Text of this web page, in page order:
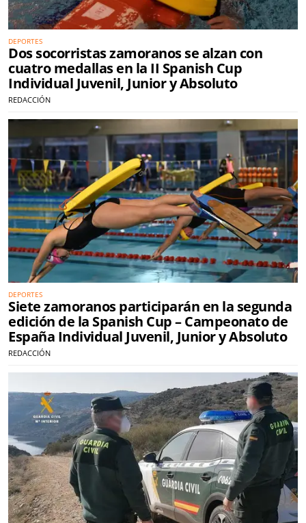
DEPORTES
Dos socorristas zamoranos se alzan con
cuatro medallas en la II Spanish Cup
Individual Juvenil, Junior y Absoluto
REDACCIÓN
DEPORTES
Siete zamoranos participarán en la segunda
edición de la Spanish Cup – Campeonato de
España Individual Juvenil, Junior y Absoluto
REDACCIÓN